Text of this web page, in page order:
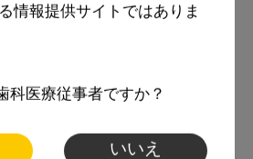
情報提供サイトではありま
科医療従事者ですか？
いいえ
歯科保存学講座入局
ン王立マルメ大学歯学部カ
ド国立コーク大学大学院修